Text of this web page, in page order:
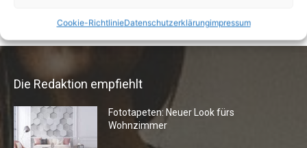
Cookie-RichtlinieDatenschutzerklärungimpressum
Die Redaktion empfiehlt
Fototapeten: Neuer Look fürs
Wohnzimmer